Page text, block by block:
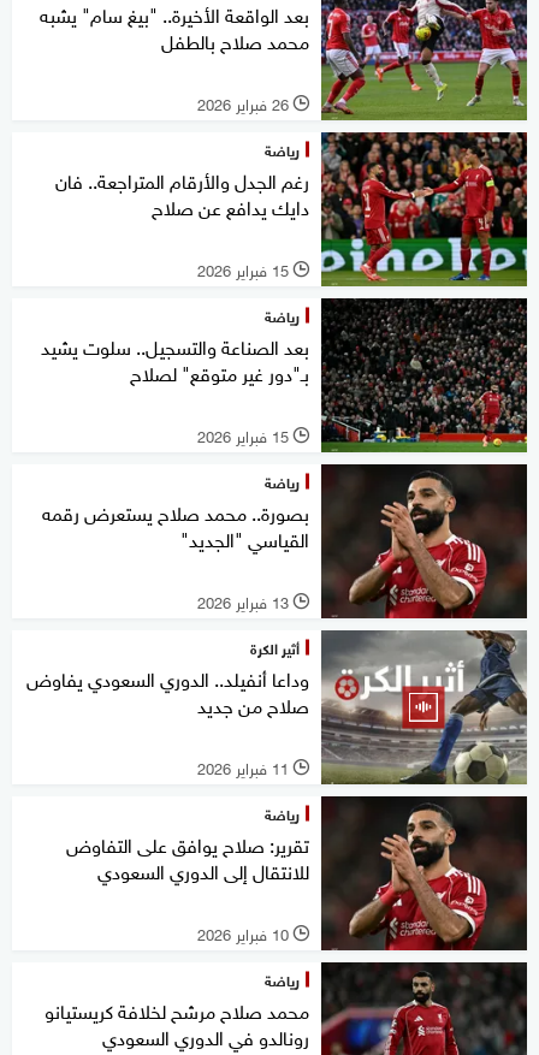
بعد الواقعة الأخيرة.. "بيغ سام" يشبه
محمد صلاح بالطفل
l 26 فبراير 2026
رياضة
رغم الجدل والأرقام المتراجعة.. فان
دايك يدافع عن صلاح
l 15 فبراير 2026
رياضة
بعد الصناعة والتسجيل.. سلوت يشيد
بـ"دور غير متوقع" لصلاح
l 15 فبراير 2026
رياضة
بصورة.. محمد صلاح يستعرض رقمه
القياسي "الجديد"
l 13 فبراير 2026
أثير الكرة
وداعا أنفيلد.. الدوري السعودي يفاوض
صلاح من جديد
l 11 فبراير 2026
رياضة
تقرير: صلاح يوافق على التفاوض
للانتقال إلى الدوري السعودي
l 10 فبراير 2026
رياضة
محمد صلاح مرشح لخلافة كريستيانو
رونالدو في الدوري السعودي